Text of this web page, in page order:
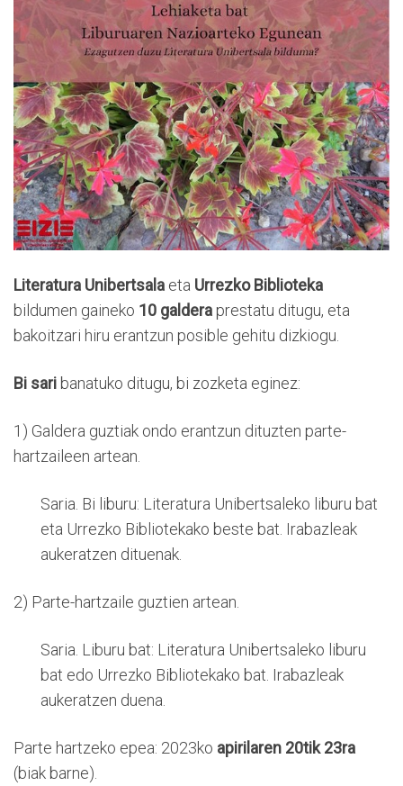
Literatura Unibertsala eta Urrezko Biblioteka
bildumen gaineko 10 galdera prestatu ditugu, eta
bakoitzari hiru erantzun posible gehitu dizkiogu.
Bi sari banatuko ditugu, bi zozketa eginez:
1) Galdera guztiak ondo erantzun dituzten parte-
hartzaileen artean.
Saria. Bi liburu: Literatura Unibertsaleko liburu bat
eta Urrezko Bibliotekako beste bat. Irabazleak
aukeratzen dituenak.
2) Parte-hartzaile guztien artean.
Saria. Liburu bat: Literatura Unibertsaleko liburu
bat edo Urrezko Bibliotekako bat. Irabazleak
aukeratzen duena.
Parte hartzeko epea: 2023ko apirilaren 20tik 23ra
(biak barne).